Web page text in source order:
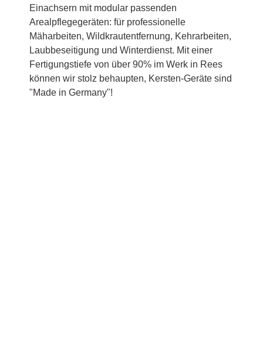
Einachsern mit modular passenden
Arealpflegegeräten: für professionelle
Mäharbeiten, Wildkrautentfernung, Kehrarbeiten,
Laubbeseitigung und Winterdienst. Mit einer
Fertigungstiefe von über 90% im Werk in Rees
können wir stolz behaupten, Kersten-Geräte sind
"Made in Germany"!